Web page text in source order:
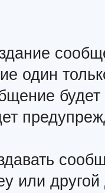
один
или